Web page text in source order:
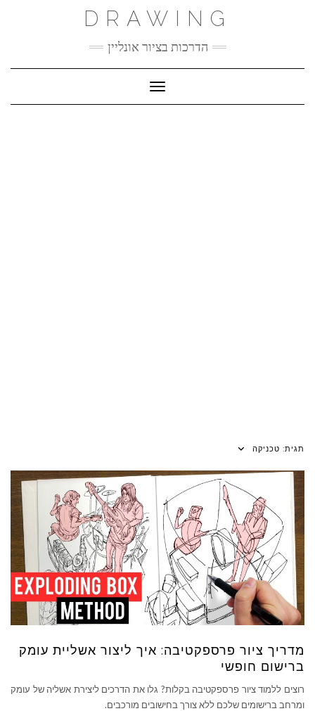
DRAWING
הדרכות בציור אונליין
Toggle Navigation
תגית: טכניקה
מדריך ציור פרספקטיבה: איך ליצור אשליית עומק
ברישום חופשי
רוצים ללמוד ציור פרספקטיבה בקלות? גלו את הדרכים ליצירת אשליה של עומק
ומרחב ברישומים שלכם ללא צורך בחישובים מורכבים.